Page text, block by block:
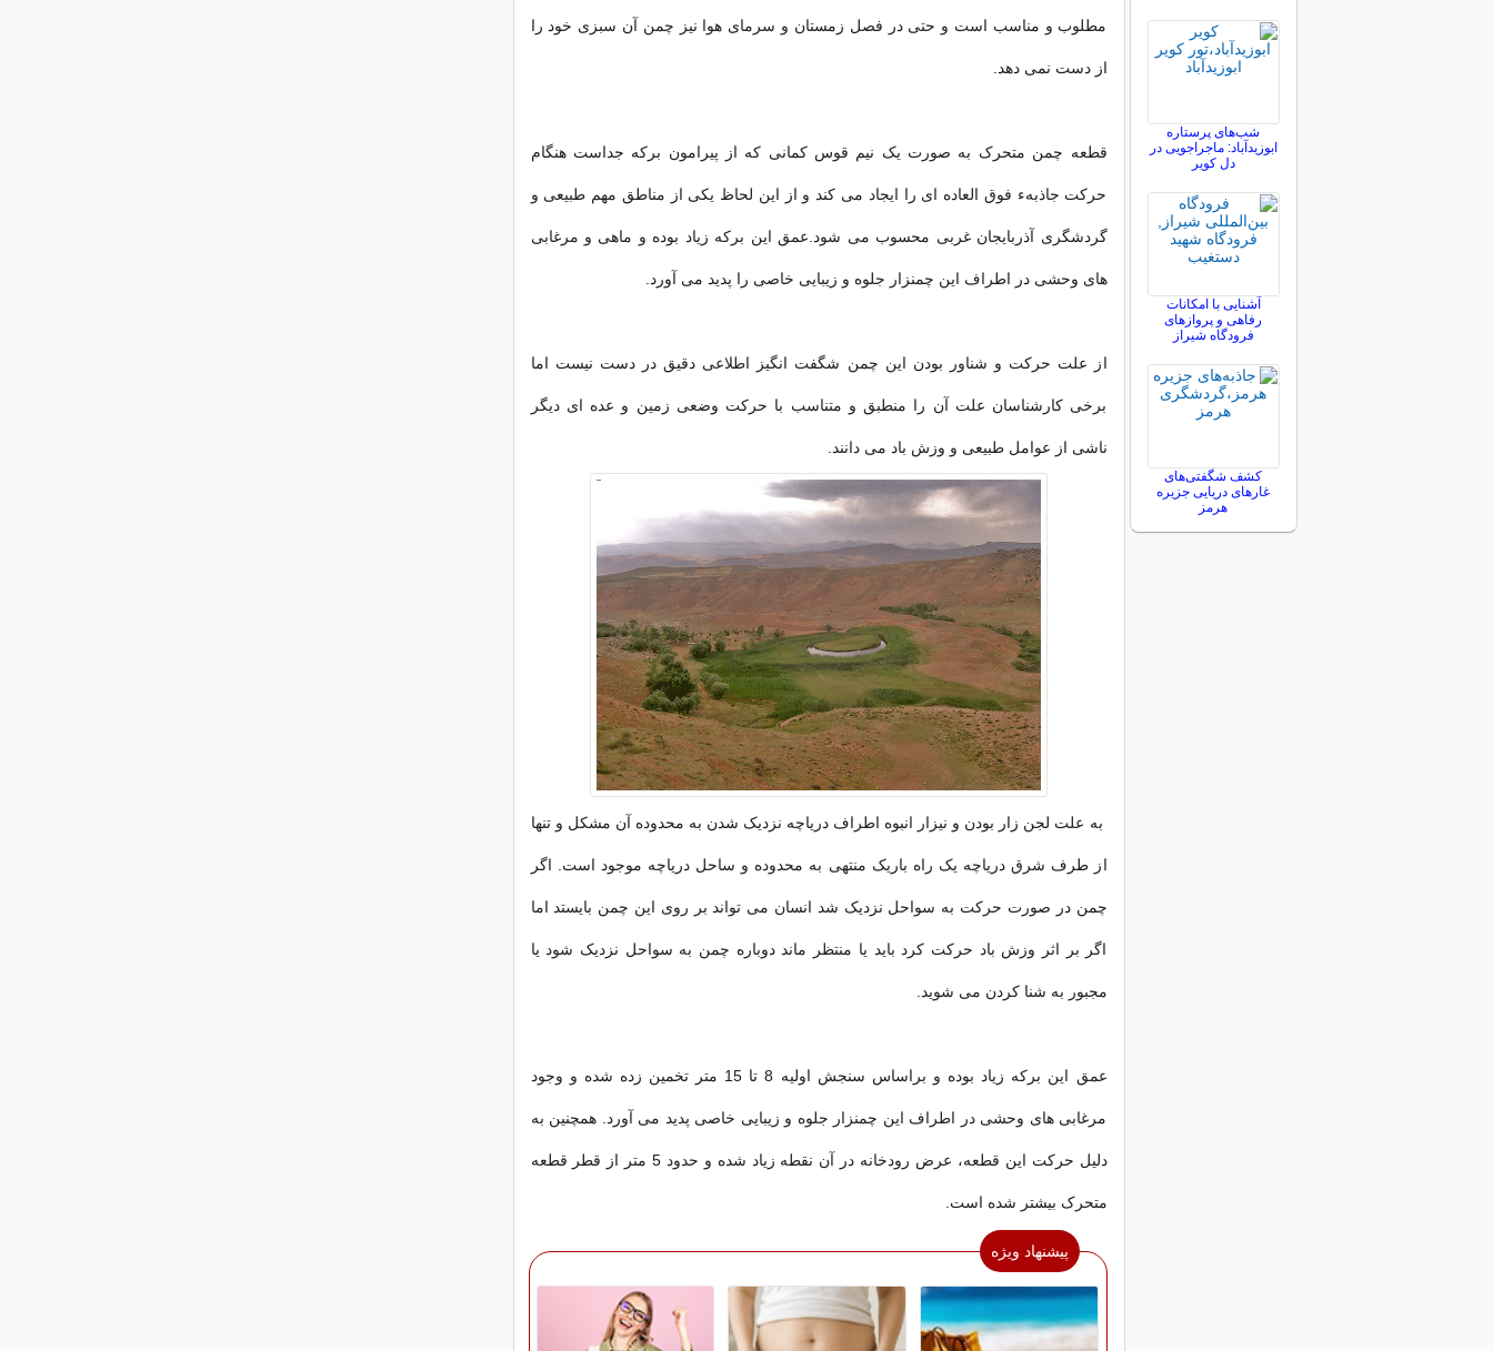
مطلوب و مناسب است و حتی در فصل زمستان و سرمای هوا نیز چمن آن سبزی خود را
از دست نمی دهد.
قطعه چمن متحرک به صورت یک نیم قوس کمانی که از پیرامون برکه جداست هنگام
حرکت جاذبهء فوق العاده ای را ایجاد می کند و از این لحاظ یکی از مناطق مهم طبیعی و
گردشگری آذربایجان غربی محسوب می شود.عمق این برکه زیاد بوده و ماهی و مرغابی
های وحشی در اطراف این چمنزار جلوه و زیبایی خاصی را پدید می آورد.
از علت حرکت و شناور بودن این چمن شگفت انگیز اطلاعی دقیق در دست نیست اما
برخی کارشناسان علت آن را منطبق و متناسب با حرکت وضعی زمین و عده ای دیگر
ناشی از عوامل طبیعی و وزش باد می دانند.
به علت لجن زار بودن و نیزار انبوه اطراف دریاچه نزدیک شدن به محدوده آن مشکل و تنها
از طرف شرق دریاچه یک راه باریک منتهی به محدوده و ساحل دریاچه موجود است. اگر
چمن در صورت حرکت به سواحل نزدیک شد انسان می تواند بر روی این چمن بایستد اما
اگر بر اثر وزش باد حرکت کرد باید یا منتظر ماند دوباره چمن به سواحل نزدیک شود یا
مجبور به شنا کردن می شوید.
عمق این برکه زیاد بوده و براساس سنجش اولیه 8 تا 15 متر تخمین زده شده و وجود
مرغابی های وحشی در اطراف این چمنزار جلوه و زیبایی خاصی پدید می آورد. همچنین به
دلیل حرکت این قطعه، عرض رودخانه در آن نقطه زیاد شده و حدود 5 متر از قطر قطعه
متحرک بیشتر شده است.
پیشنهاد ویژه
شب‌های پرستاره
ابوزیدآباد: ماجراجویی در
دل کویر
آشنایی با امکانات
رفاهی و پروازهای
فرودگاه شیراز
کشف شگفتی‌های
غارهای دریایی جزیره
هرمز